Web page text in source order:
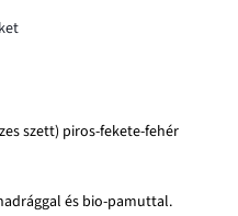
szett) piros-fekete-fehér
és bio-pamuttal.